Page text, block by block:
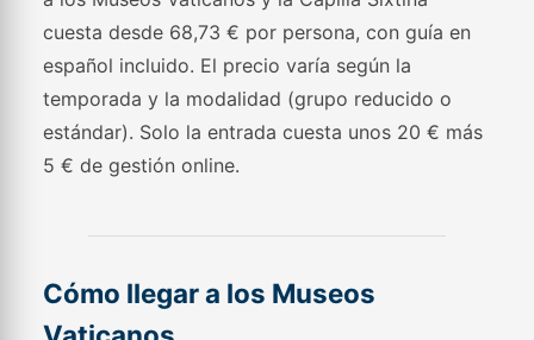
cuesta desde 68,73 € por persona, con guía en
español incluido. El precio varía según la
temporada y la modalidad (grupo reducido o
estándar). Solo la entrada cuesta unos 20 € más
5 € de gestión online.
Cómo llegar a los Museos